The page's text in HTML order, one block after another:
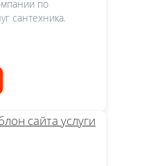
по
сантехника.